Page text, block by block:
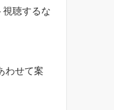
聴するな
わせて案